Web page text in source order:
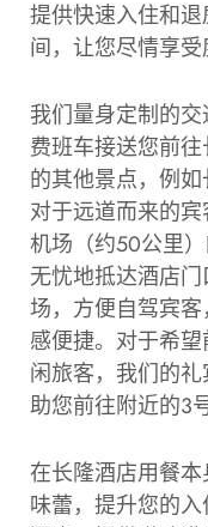
提供快速入住和
间，让您尽情享受
我们量身定制的
费班车接送您前
的其他景点，例如
对于远道而来的
机场（约50公里
无忧地抵达酒店
场，方便自驾宾
感便捷。对于希
闲旅客，我们的
助您前往附近的3
在长隆酒店用餐
味蕾，提升您的